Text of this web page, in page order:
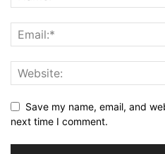
Save my name, email, and
next time I comment.